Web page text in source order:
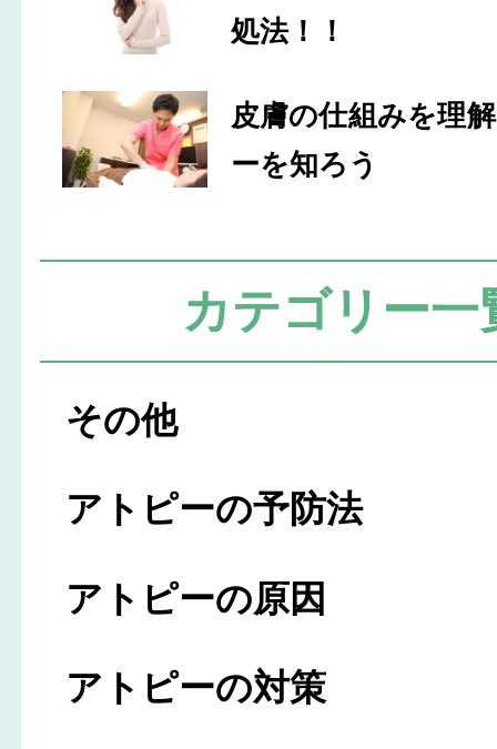
処法！！
皮膚の仕組みを理
ーを知ろう
カテゴリー一
その他
アトピーの予防法
アトピーの原因
アトピーの対策